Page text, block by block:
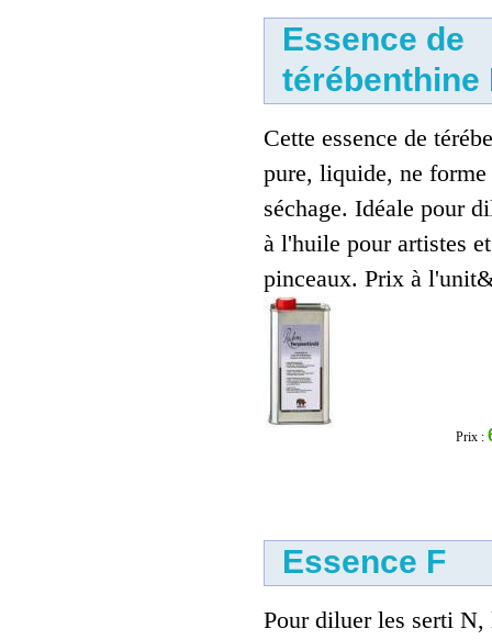
Essence de
térébenthine
Cette essence de
pure, liquide, ne
séchage. Idéale pour
à l'huile pour artistes
pinceaux. Prix à
Prix :
Essence F
Pour diluer les serti N,